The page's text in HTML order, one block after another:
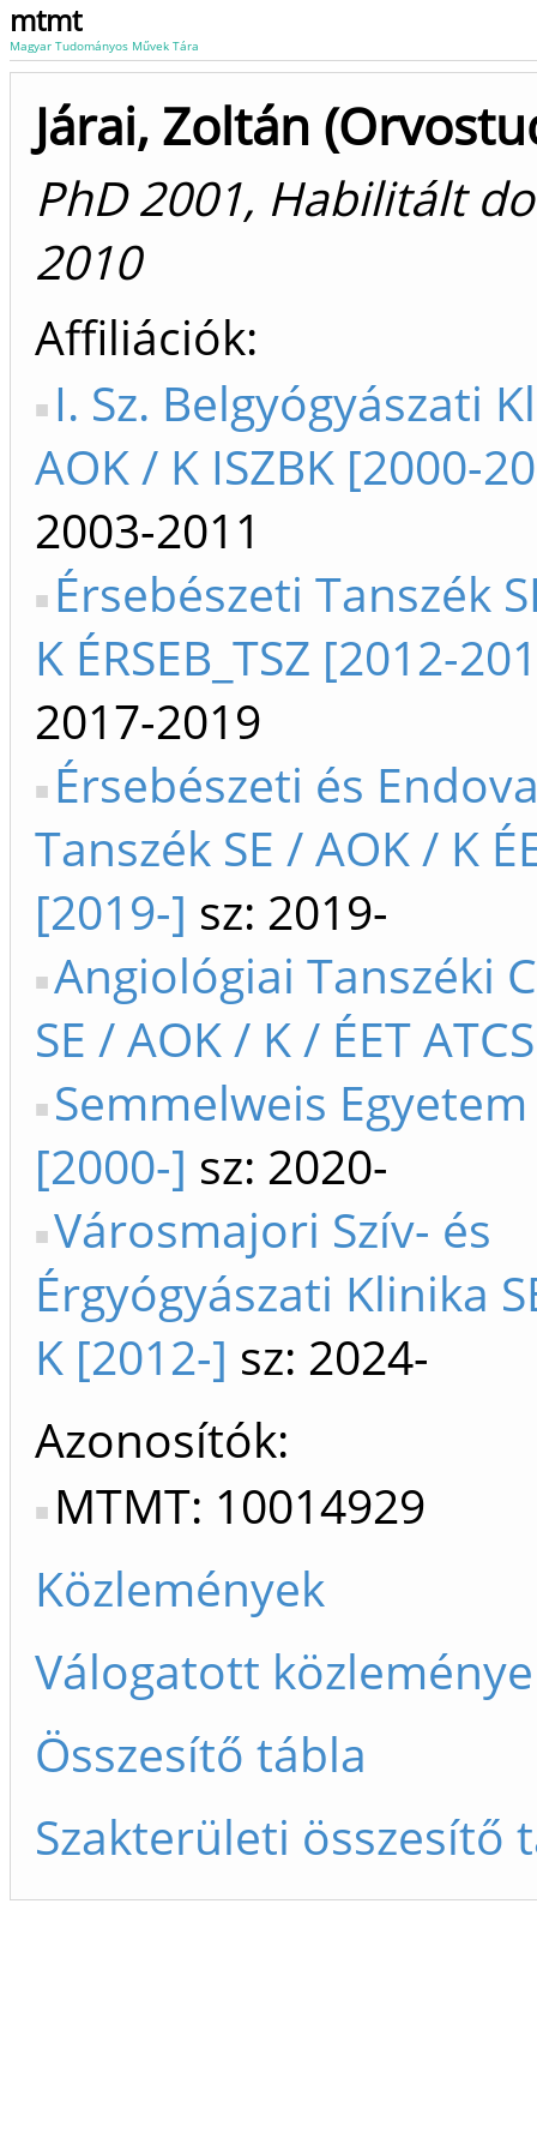
mtmt
Magyar Tudományos Művek Tára
Járai, Zoltán
PhD 2001, Habilitált
2010
Affiliációk
I. Sz. Belgyógyászati
AOK / K ISZBK [2000-
2003-2011
Érsebészeti Tanszék
K ÉRSEB_TSZ [2012-
2017-2019
Érsebészeti és
Tanszék SE / AOK / K
[2019-] sz: 2019-
Angiológiai Tanszéki
SE / AOK / K / ÉET
Semmelweis Egyetem
[2000-] sz: 2020-
Városmajori Szív- és
Érgyógyászati Klinika
K [2012-] sz: 2024-
Azonosítók
MTMT: 10014929
Közlemények
Válogatott
Összesítő tábla
Szakterületi összesítő